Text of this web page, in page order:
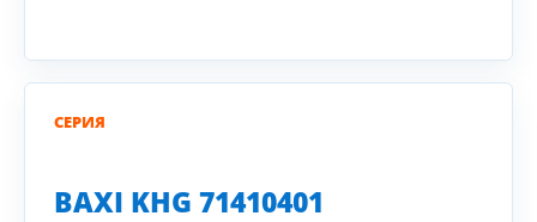
СЕРИЯ
BAXI KHG 71410401